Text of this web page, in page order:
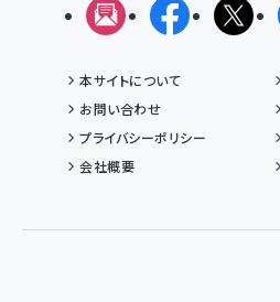
メルマガFacebookX(
本サイトについて
お問い合わせ
プライバシーポリシー
会社概要